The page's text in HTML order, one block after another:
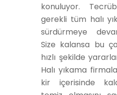
konuluyor.
gerekli tüm halı
sürdürmeye
Size kalansa bu
hızlı şekilde
Halı yıkama
kir içerisinde